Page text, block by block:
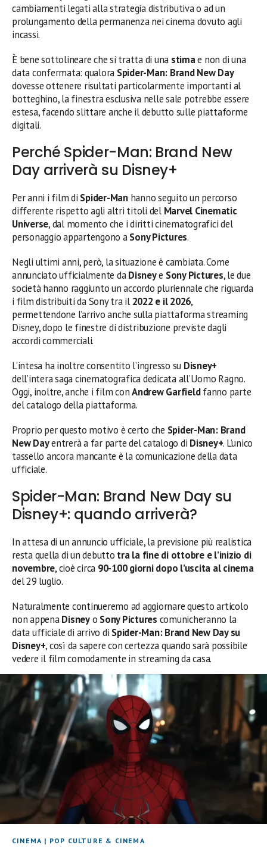
cambiamenti legati alla strategia distributiva o ad un
prolungamento della permanenza nei cinema dovuto agli
incassi.
È bene sottolineare che si tratta di una stimae non di una
data confermata: qualora Spider-Man: Brand New Day
dovesse ottenere risultati particolarmente importanti al
botteghino, la finestra esclusiva nelle sale potrebbe essere
estesa, facendo slittare anche il debutto sulle piattaforme
digitali.
Perché Spider-Man: Brand New
Day arriverà su Disney+
Per anni i film di Spider-Manhanno seguito un percorso
differente rispetto agli altri titoli del Marvel Cinematic
Universe, dal momento che i diritti cinematografici del
personaggio appartengono aSony Pictures.
Negli ultimi anni, però, la situazione è cambiata. Come
annunciato ufficialmente daDisneye Sony Pictures, le due
società hanno raggiunto un accordo pluriennale che riguarda
i film distribuiti da Sony tra il 2022 e il 2026,
permettendone l’arrivo anche sulla piattaforma streaming
Disney, dopo le finestre di distribuzione previste dagli
accordi commerciali.
L’intesa ha inoltre consentito l’ingresso su Disney+
dell’intera saga cinematografica dedicata all’Uomo Ragno.
Oggi, inoltre, anche i film conAndrew Garfieldfanno parte
del catalogo della piattaforma.
Proprio per questo motivo è certo che Spider-Man: Brand
New Dayentrerà a far parte del catalogo di Disney+. L’unico
tassello ancora mancante è la comunicazione della data
ufficiale.
Spider-Man: Brand New Day su
Disney+: quando arriverà?
In attesa di un annuncio ufficiale, la previsione più realistica
resta quella di un debutto tra la fine di ottobre e l’inizio di
novembre, cioè circa 90-100 giorni dopo l’uscita al cinema
del 29 luglio.
Naturalmente continueremo ad aggiornare questo articolo
non appenaDisneyo Sony Pictures comunicheranno la
data ufficiale di arrivo di Spider-Man: Brand New Day su
Disney+, così da sapere con certezza quando sarà possibile
vedere il film comodamente in streaming da casa.
CINEMA | POP CULTURE & CINEMA